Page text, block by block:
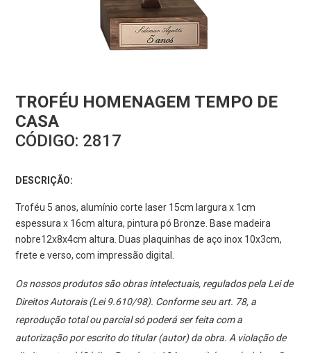
TROFÉU HOMENAGEM TEMPO DE
CASA
CÓDIGO: 2817
DESCRIÇÃO:
Troféu 5 anos, alumínio corte laser 15cm largura x 1cm
espessura x 16cm altura, pintura pó Bronze. Base madeira
nobre12x8x4cm altura. Duas plaquinhas de aço inox 10x3cm,
frete e verso, com impressão digital.
Os nossos produtos são obras intelectuais, regulados pela Lei de
Direitos Autorais (Lei 9.610/98). Conforme seu art. 78, a
reprodução total ou parcial só poderá ser feita com a
autorização por escrito do titular (autor) da obra. A violação de